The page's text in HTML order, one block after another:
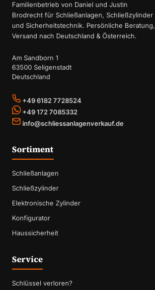
Familienbetrieb von Daniel und Justin
Brodrecht für Schließanlagen, Schließzylinder
und Sicherheitstechnik. Persönliche Beratung,
Versand nach Deutschland & Österreich.
Am Sandborn 1
63500 Seligenstadt
Deutschland
+49 6182 7728524
+49 172 7085332
info@schliessanlagenverkauf.de
Sortiment
Schließanlagen
Schließzylinder
Elektronische Zylinder
Konfigurator
Haussicherheit
Service
Schlüssel verloren?